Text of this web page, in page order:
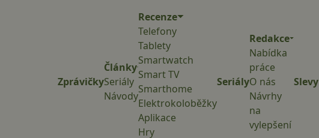
Zprávičky
Články
Seriály
Návody
Recenze
Telefony
Tablety
Smartwatch
Smart TV
Smarthome
Elektrokoloběžky
Aplikace
Hry
Seriály
Redakce
Nabídka
práce
O nás
Návrhy
na
vylepšení
Slevy